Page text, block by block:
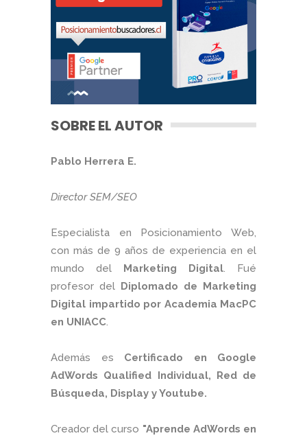
SOBRE EL AUTOR
Pablo Herrera E.
Director SEM/SEO
Especialista en Posicionamiento Web,
con más de 9 años de experiencia en el
mundo del Marketing Digital. Fué
profesor del Diplomado de Marketing
Digital impartido por Academia MacPC
en UNIACC.
Además es Certificado en Google
AdWords Qualified Individual, Red de
Búsqueda, Display y Youtube.
Creador del curso "Aprende AdWords en